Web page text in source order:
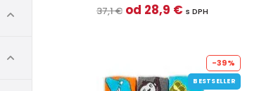
37,1 € od 28,9 € s DPH
-39%
BESTSELLER